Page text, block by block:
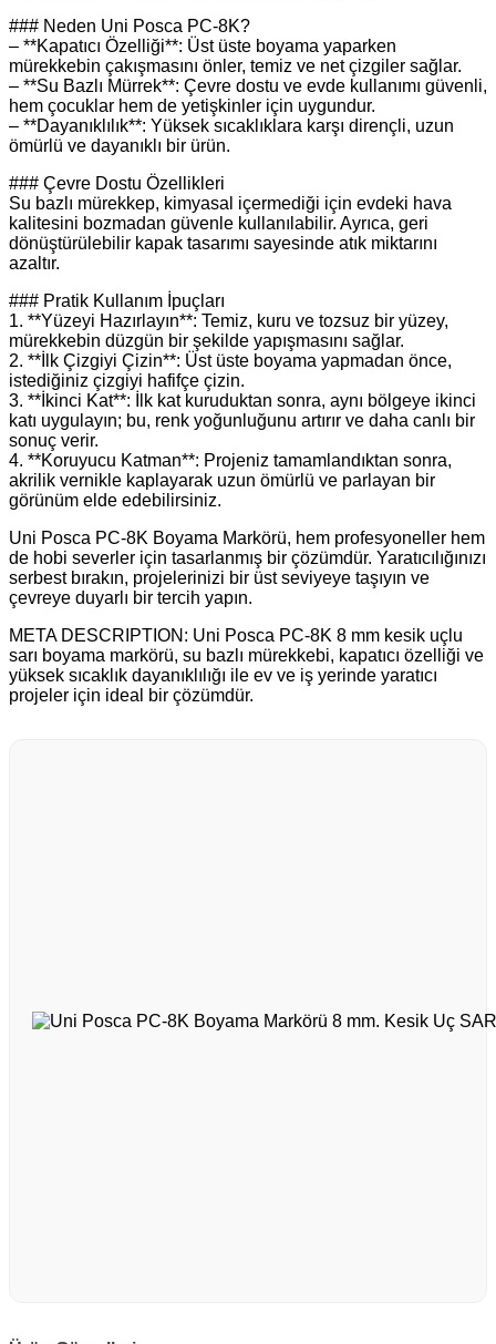
### Neden Uni Posca PC-8K?
– **Kapatıcı Özelliği**: Üst üste boyama yaparken
mürekkebin çakışmasını önler, temiz ve net çizgiler sağlar.
– **Su Bazlı Mürrek**: Çevre dostu ve evde kullanımı güvenli,
hem çocuklar hem de yetişkinler için uygundur.
– **Dayanıklılık**: Yüksek sıcaklıklara karşı dirençli, uzun
ömürlü ve dayanıklı bir ürün.
### Çevre Dostu Özellikleri
Su bazlı mürekkep, kimyasal içermediği için evdeki hava
kalitesini bozmadan güvenle kullanılabilir. Ayrıca, geri
dönüştürülebilir kapak tasarımı sayesinde atık miktarını
azaltır.
### Pratik Kullanım İpuçları
1. **Yüzeyi Hazırlayın**: Temiz, kuru ve tozsuz bir yüzey,
mürekkebin düzgün bir şekilde yapışmasını sağlar.
2. **İlk Çizgiyi Çizin**: Üst üste boyama yapmadan önce,
istediğiniz çizgiyi hafifçe çizin.
3. **İkinci Kat**: İlk kat kuruduktan sonra, aynı bölgeye ikinci
katı uygulayın; bu, renk yoğunluğunu artırır ve daha canlı bir
sonuç verir.
4. **Koruyucu Katman**: Projeniz tamamlandıktan sonra,
akrilik vernikle kaplayarak uzun ömürlü ve parlayan bir
görünüm elde edebilirsiniz.
Uni Posca PC-8K Boyama Markörü, hem profesyoneller hem
de hobi severler için tasarlanmış bir çözümdür. Yaratıcılığınızı
serbest bırakın, projelerinizi bir üst seviyeye taşıyın ve
çevreye duyarlı bir tercih yapın.
META DESCRIPTION: Uni Posca PC-8K 8 mm kesik uçlu
sarı boyama markörü, su bazlı mürekkebi, kapatıcı özelliği ve
yüksek sıcaklık dayanıklılığı ile ev ve iş yerinde yaratıcı
projeler için ideal bir çözümdür.